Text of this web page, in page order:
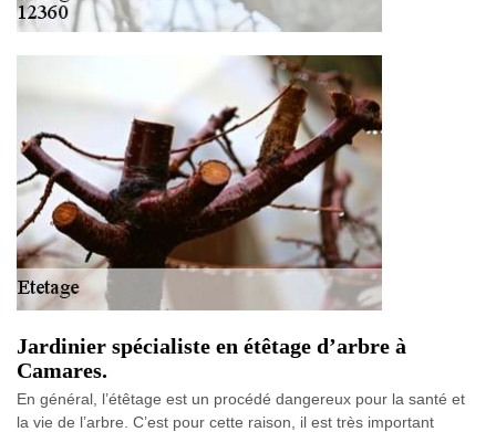
Jardinier spécialiste en étêtage d’arbre à
Camares.
En général, l’étêtage est un procédé dangereux pour la santé et
la vie de l’arbre. C’est pour cette raison, il est très important